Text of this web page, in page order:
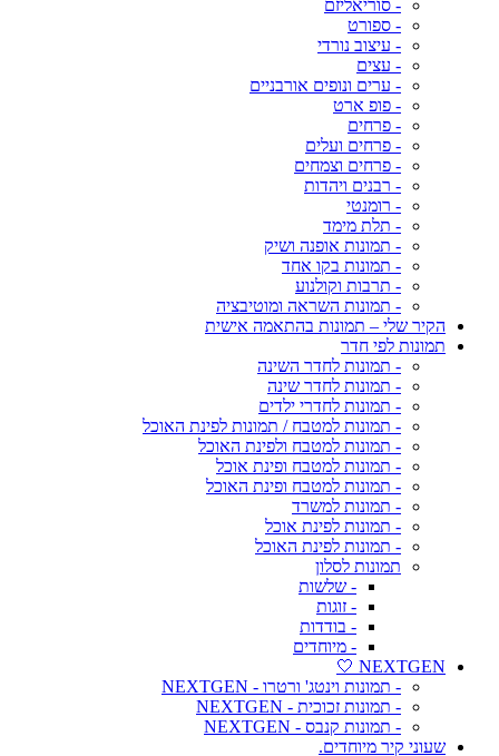
- סוריאליזם
- ספורט
- עיצוב נורדי
- עצים
- ערים ונופים אורבניים
- פופ ארט
- פרחים
- פרחים ועלים
- פרחים וצמחים
- רבנים ויהדות
- רומנטי
- תלת מימד
- תמונות אופנה ושיק
- תמונות בקו אחד
- תרבות וקולנוע
- תמונות השראה ומוטיבציה
הקיר שלי – תמונות בהתאמה אישית
תמונות לפי חדר
- תמונות לחדר השינה
- תמונות לחדר שינה
- תמונות לחדרי ילדים
- תמונות למטבח / תמונות לפינת האוכל
- תמונות למטבח ולפינת האוכל
- תמונות למטבח ופינת אוכל
- תמונות למטבח ופינת האוכל
- תמונות למשרד
- תמונות לפינת אוכל
- תמונות לפינת האוכל
תמונות לסלון
- שלשות
- זוגות
- בודדות
- מיוחדים
NEXTGEN 🤍
- תמונות וינטג' ורטרו - NEXTGEN
- תמונות זכוכית - NEXTGEN
- תמונות קנבס - NEXTGEN
שעוני קיר מיוחדים.